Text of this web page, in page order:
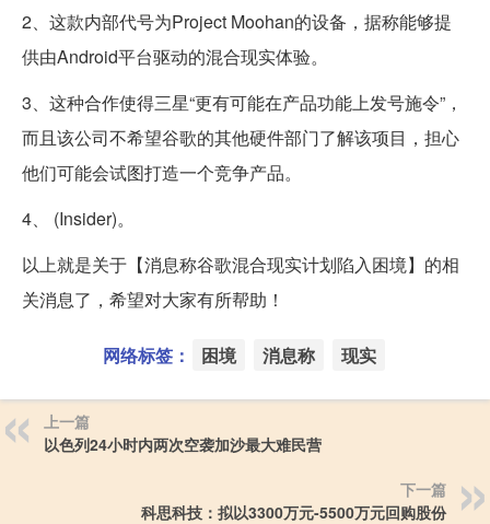
2、这款内部代号为Project Moohan的设备，据称能够提
供由Android平台驱动的混合现实体验。
3、这种合作使得三星“更有可能在产品功能上发号施令”，
而且该公司不希望谷歌的其他硬件部门了解该项目，担心
他们可能会试图打造一个竞争产品。
4、 (Insider)。
以上就是关于【消息称谷歌混合现实计划陷入困境】的相
关消息了，希望对大家有所帮助！
网络标签： 困境 消息称 现实
上一篇
以色列24小时内两次空袭加沙最大难民营
下一篇
科思科技：拟以3300万元-5500万元回购股份